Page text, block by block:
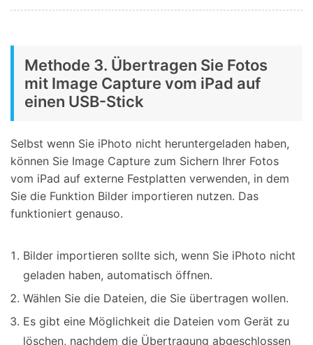
Methode 3. Übertragen Sie Fotos
mit Image Capture vom iPad auf
einen USB-Stick
Selbst wenn Sie iPhoto nicht heruntergeladen haben,
können Sie Image Capture zum Sichern Ihrer Fotos
vom iPad auf externe Festplatten verwenden, in dem
Sie die Funktion Bilder importieren nutzen. Das
funktioniert genauso.
Bilder importieren sollte sich, wenn Sie iPhoto nicht
geladen haben, automatisch öffnen.
Wählen Sie die Dateien, die Sie übertragen wollen.
Es gibt eine Möglichkeit die Dateien vom Gerät zu
löschen, nachdem die Übertragung abgeschlossen